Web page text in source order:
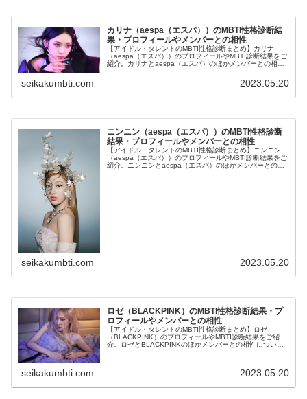
カリナ（aespa（エスパ））のMBTI性格診断結
果・プロフィールやメンバーとの相性
【アイドル・タレントのMBTI性格診断まとめ】カリナ
（aespa（エスパ））のプロフィールやMBTI診断結果をご
紹介。カリナとaespa（エスパ）のほかメンバーとの相性
seikakumbti.com 2023.05.20
ニンニン（aespa（エスパ））のMBTI性格診断
結果・プロフィールやメンバーとの相性
【アイドル・タレントのMBTI性格診断まとめ】ニンニン
（aespa（エスパ））のプロフィールやMBTI診断結果をご
紹介。ニンニンとaespa（エスパ）のほかメンバーとの相
seikakumbti.com 2023.05.20
ロゼ（BLACKPINK）のMBTI性格診断結果・プ
ロフィールやメンバーとの相性
【アイドル・タレントのMBTI性格診断まとめ】ロゼ
（BLACKPINK）のプロフィールやMBTI診断結果をご紹
介。ロゼとBLACKPINKのほかメンバーとの相性について
seikakumbti.com 2023.05.20